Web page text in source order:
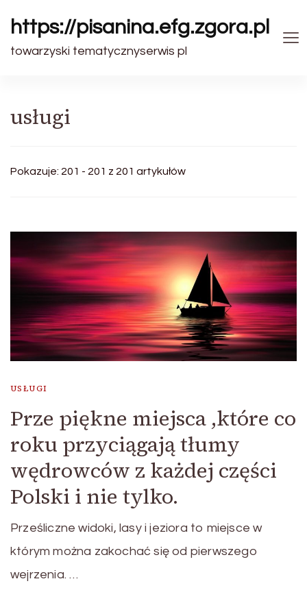
https://pisanina.efg.zgora.pl
towarzyski tematycznyserwis pl
usługi
Pokazuje: 201 - 201 z 201 artykułów
USŁUGI
Prze piękne miejsca ,które co
roku przyciągają tłumy
wędrowców z każdej części
Polski i nie tylko.
Prześliczne widoki, lasy i jeziora to miejsce w
którym można zakochać się od pierwszego
wejrzenia. …